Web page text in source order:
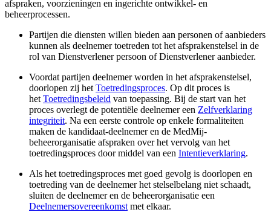
afspraken, voorzieningen en ingerichte ontwikkel- en
beheerprocessen.
Partijen die diensten willen bieden aan personen of aanbieders
kunnen als deelnemer toetreden tot het afsprakenstelsel in de
rol van Dienstverlener persoon of Dienstverlener aanbieder.
Voordat partijen deelnemer worden in het afsprakenstelsel,
doorlopen zij het Toetredingsproces. Op dit proces is
het Toetredingsbeleid van toepassing. Bij de start van het
proces overlegt de potentiële deelnemer een Zelfverklaring
integriteit. Na een eerste controle op enkele formaliteiten
maken de kandidaat-deelnemer en de MedMij-
beheerorganisatie afspraken over het vervolg van het
toetredingsproces door middel van een Intentieverklaring.
Als het toetredingsproces met goed gevolg is doorlopen en
toetreding van de deelnemer het stelselbelang niet schaadt,
sluiten de deelnemer en de beheerorganisatie een
Deelnemersovereenkomst met elkaar.